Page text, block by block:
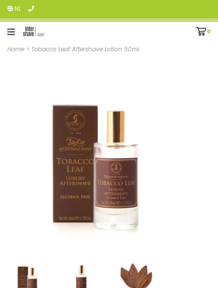
NL
0
Home > Tobacco Leaf Aftershave Lotion 50ml